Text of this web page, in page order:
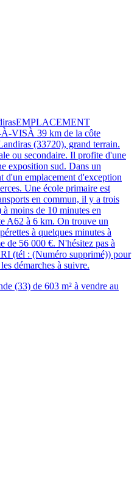
VISÀ 39 km de la côte
(33720), grand terrain.
ou secondaire. Il profite d'une
exposition sud. Dans un
d'un emplacement d'exception
Une école primaire est
en commun, il y a trois
à moins de 10 minutes en
A62 à 6 km. On trouve un
à quelques minutes à
de 56 000 €. N'hésitez pas à
(tél : (Numéro supprimé)) pour
démarches à suivre.